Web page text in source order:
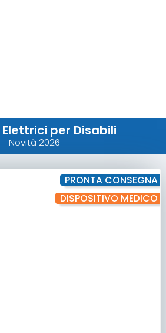
per Disabili
Novità 2026
PRONTA CONSEGNA
DISPOSITIVO MEDICO